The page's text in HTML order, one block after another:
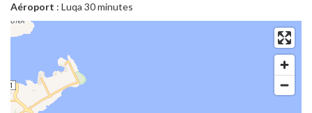
Aéroport : Luqa 30 minutes